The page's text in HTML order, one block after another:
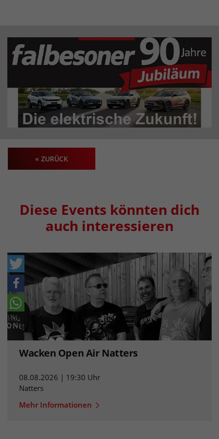
« ZURÜCK
Diese Events könnten dich
auch interessieren
Wacken Open Air Natters
08.08.2026 | 19:30 Uhr
Natters
Mehr Informationen